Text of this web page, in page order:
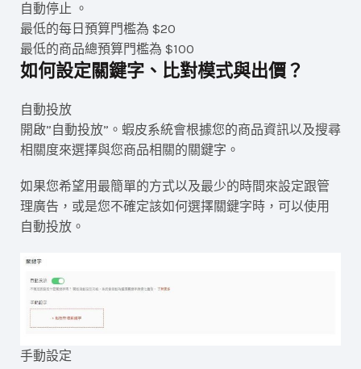
自動停止 。
最低的每日預算門檻為 $20
最低的商品總預算門檻為 $100
如何設定關鍵字、比對模式與出價？
自動投放
開啟”自動投放”。蝦皮系統會根據您的商品資訊以及搜尋
相關度來選擇與您商品相關的關鍵字。
如果您希望用最簡單的方式以及最少的時間來設定跟管
理廣告，或是您不確定該如何選擇關鍵字時，可以使用
自動投放。
手動設定